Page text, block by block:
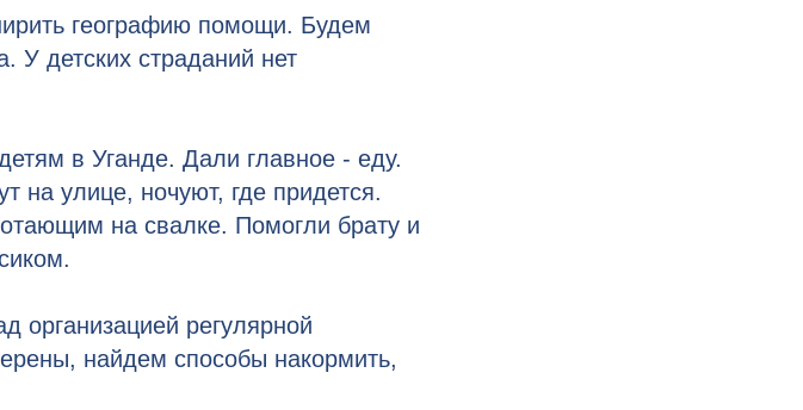
географию помощи. Будем
У детских страданий нет
в Уганде. Дали главное - еду.
на улице, ночуют, где придется.
на свалке. Помогли брату и
организацией регулярной
найдем способы накормить,